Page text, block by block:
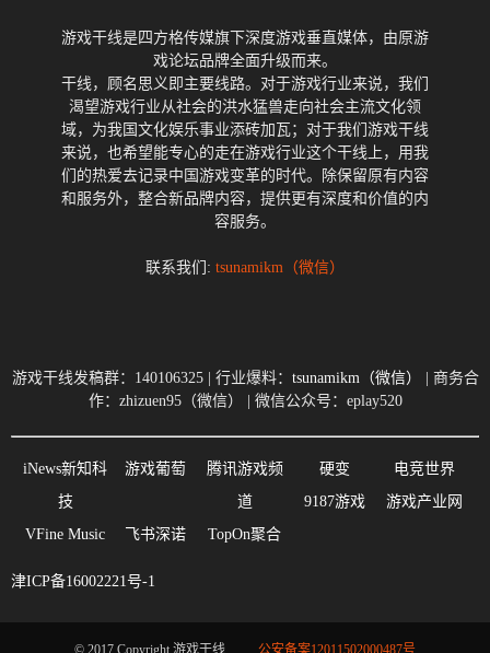
游戏干线是四方格传媒旗下深度游戏垂直媒体，由原游
戏论坛品牌全面升级而来。
干线，顾名思义即主要线路。对于游戏行业来说，我们
渴望游戏行业从社会的洪水猛兽走向社会主流文化领
域，为我国文化娱乐事业添砖加瓦；对于我们游戏干线
来说，也希望能专心的走在游戏行业这个干线上，用我
们的热爱去记录中国游戏变革的时代。除保留原有内容
和服务外，整合新品牌内容，提供更有深度和价值的内
容服务。
联系我们: tsunamikm（微信）
游戏干线发稿群：140106325 | 行业爆料： tsunamikm（微信）
| 商务合
作：zhizuen95（微信） | 微信公众号：eplay520
iNews新知科
技
游戏葡萄
腾讯游戏频
道
硬变
电竞世界
9187游戏
游戏产业网
VFine Music
飞书深诺 TopOn聚合
津ICP备16002221号-1
© 2017 Copyright 游戏干线 公安备案12011502000487号